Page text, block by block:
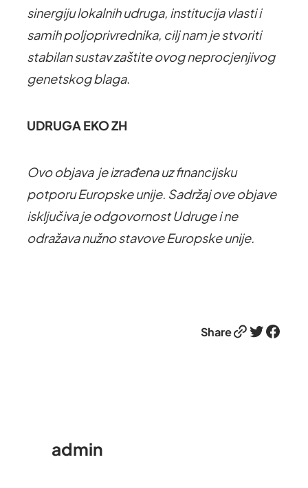
sinergiju lokalnih udruga, institucija vlasti i
samih poljoprivrednika, cilj nam je stvoriti
stabilan sustav zaštite ovog neprocjenjivog
genetskog blaga.
UDRUGA EKO ZH
Ovo objava je izrađena uz financijsku
potporu Europske unije. Sadržaj ove objave
isključiva je odgovornost Udruge i ne
odražava nužno stavove Europske unije.
ShareLink Twitter Facebook
admin